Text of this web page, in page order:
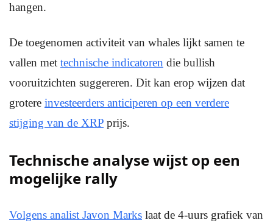
hangen.
De toegenomen activiteit van whales lijkt samen te
vallen met technische indicatoren die bullish
vooruitzichten suggereren. Dit kan erop wijzen dat
grotere investeerders anticiperen op een verdere
stijging van de XRP prijs.
Technische analyse wijst op een
mogelijke rally
Volgens analist Javon Marks laat de 4-uurs grafiek van